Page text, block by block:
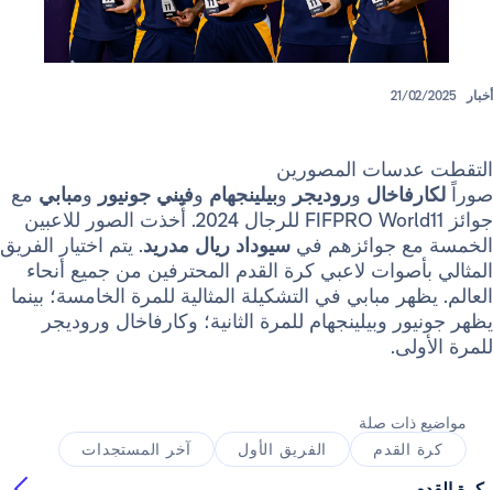
21/
المصورين
وروديجر وبيلينجهاموفيني جونيورومبابيمع
جوائز FIFPRO World11 للرجال 2024. أُخذت الصور للاعبين
جوائزهم فيسيوداد ريال مدريد . يتم اختيار الفريق
لاعبي كرة القدم المحترفين من جميع أنحاء
مبابي في التشكيلة المثالية للمرة الخامسة؛ بينما
وبيلينجهام للمرة الثانية؛ وكارفاخال وروديجر
صلة
الفريق الأول آخر المستجدات